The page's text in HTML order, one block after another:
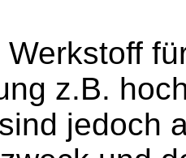
Werkstoff
z.B.
jedoch